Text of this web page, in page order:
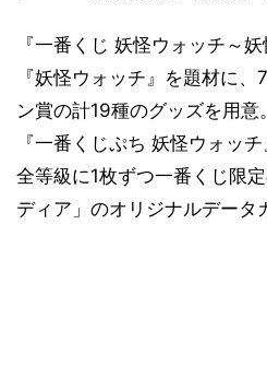
『一番くじ 妖怪ウォッチ～
『妖怪ウォッチ』を題材に
ン賞の計19種のグッズを用
『一番くじぷち 妖怪ウォッ
全等級に1枚ずつ一番くじ限
ディア」のオリジナルデータ